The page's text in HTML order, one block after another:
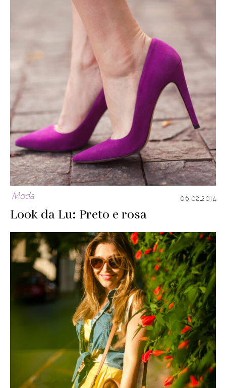
Moda 06.02.2014
Look da Lu: Preto e rosa